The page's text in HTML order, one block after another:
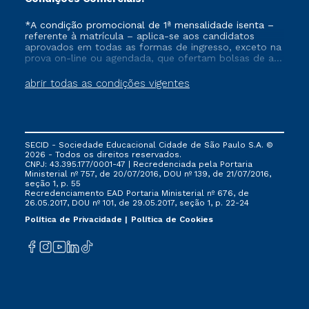
abrir todas as condições vigentes
*A condição promocional de 1ª mensalidade isenta –
referente à matrícula – aplica-se aos candidatos
aprovados em todas as formas de ingresso, exceto na
prova on-line ou agendada, que ofertam bolsas de até
vigente, que ainda não tenham efetivado e/ou não
tenham cancelado ou trancado sua matrícula em uma
via FIES, Prouni e outros programas governamentais, e
não se acumula com nenhuma outra campanha
ofertada pela Instituição.
SECID - Sociedade Educacional Cidade de São Paulo S.A. ©
2026 - Todos os direitos reservados.
CNPJ: 43.395.177/0001-47 | Recredenciada pela Portaria
Ministerial nº 757, de 20/07/2016, DOU nº 139, de 21/07/2016,
seção 1, p. 55
Recredenciamento EAD Portaria Ministerial nº 676, de
26.05.2017, DOU nº 101, de 29.05.2017, seção 1, p. 22-24
Política de Privacidade
Política de Cookies